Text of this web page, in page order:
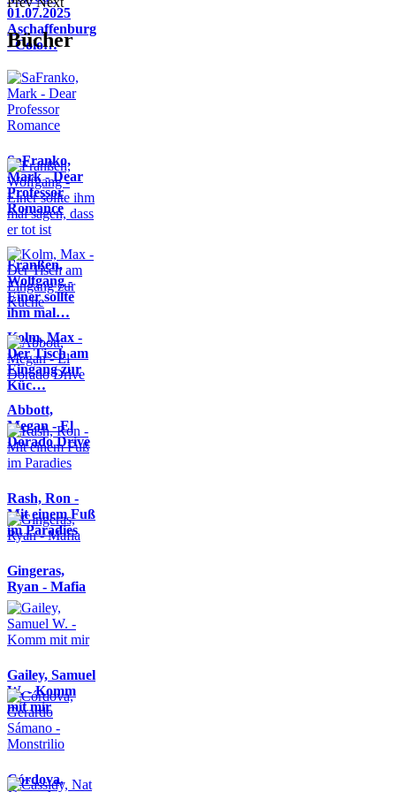
01.07.2025
Aschaffenburg
- Colo…
Bücher
SaFranko,
Mark - Dear
Professor
Romance
Franßen,
Wolfgang -
Einer sollte
ihm mal…
Kolm, Max -
Der Tisch am
Eingang zur
Küc…
Abbott,
Megan - El
Dorado Drive
Rash, Ron -
Mit einem Fuß
im Paradies
Gingeras,
Ryan - Mafia
Gailey, Samuel
W. - Komm
mit mir
Córdova,